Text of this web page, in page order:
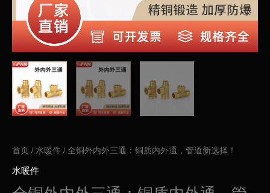
首页 / 水暖件 / 全铜外内外三通：铜质内外通，管道新选择！
水暖件